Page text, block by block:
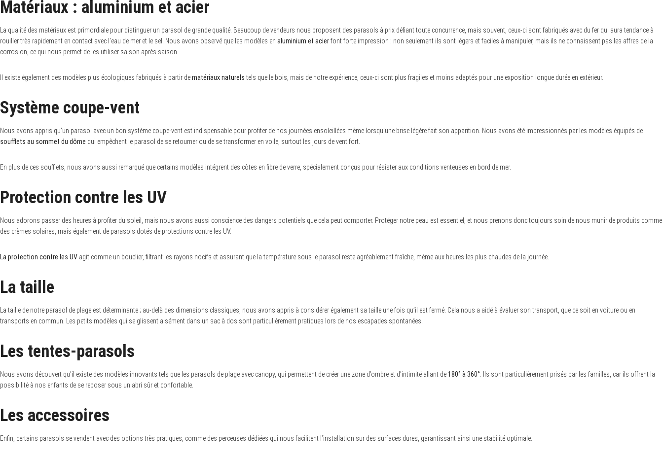
Matériaux : aluminium et acier
La qualité des matériaux est primordiale pour distinguer un parasol de grande qualité. Beaucoup de vendeurs nous proposent des parasols à prix défiant toute concurrence, mais souvent, ceux-ci sont fabriqués avec du fer qui aura tendance à
rouiller très rapidement en contact avec l’eau de mer et le sel. Nous avons observé que les modèles en aluminium et acierfont forte impression : non seulement ils sont légers et faciles à manipuler, mais ils ne connaissent pas les affres de la
corrosion, ce qui nous permet de les utiliser saison après saison.
Il existe également des modèles plus écologiques fabriqués à partir dematériaux naturels tels que le bois, mais de notre expérience, ceux-ci sont plus fragiles et moins adaptés pour une exposition longue durée en extérieur.
Système coupe-vent
Nous avons appris qu’un parasol avec un bon système coupe-vent est indispensable pour profiter de nos journées ensoleillées même lorsqu’une brise légère fait son apparition. Nous avons été impressionnés par les modèles équipés de
soufflets au sommet du dôme qui empêchent le parasol de se retourner ou de se transformer en voile, surtout les jours de vent fort.
En plus de ces soufflets, nous avons aussi remarqué que certains modèles intégrent des côtes en fibre de verre, spécialement conçus pour résister aux conditions venteuses en bord de mer.
Protection contre les UV
Nous adorons passer des heures à profiter du soleil, mais nous avons aussi conscience des dangers potentiels que cela peut comporter. Protéger notre peau est essentiel, et nous prenons donc toujours soin de nous munir de produits comme
des crèmes solaires, mais également de parasols dotés de protections contre les UV.
La protection contre les UV agit comme un bouclier, filtrant les rayons nocifs et assurant que la température sous le parasol reste agréablement fraîche, même aux heures les plus chaudes de la journée.
La taille
La taille de notre parasol de plage est déterminante ; au-delà des dimensions classiques, nous avons appris à considérer également sa taille une fois qu’il est fermé. Cela nous a aidé à évaluer son transport, que ce soit en voiture ou en
transports en commun. Les petits modèles qui se glissent aisément dans un sac à dos sont particulièrement pratiques lors de nos escapades spontanées.
Les tentes-parasols
Nous avons découvert qu’il existe des modèles innovants tels que les parasols de plage avec canopy, qui permettent de créer une zone d’ombre et d’intimité allant de180° à 360° . Ils sont particulièrement prisés par les familles, car ils offrent la
possibilité à nos enfants de se reposer sous un abri sûr et confortable.
Les accessoires
Enfin, certains parasols se vendent avec des options très pratiques, comme des perceuses dédiées qui nous facilitent l’installation sur des surfaces dures, garantissant ainsi une stabilité optimale.
a
h
f
: